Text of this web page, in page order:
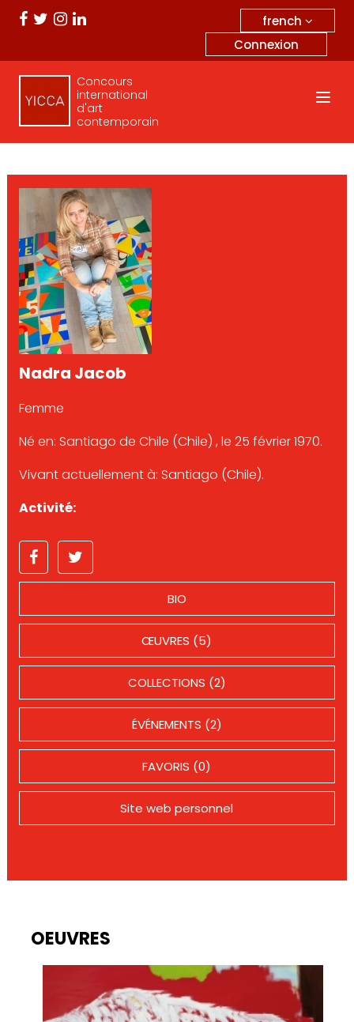
french
Connexion
Concours
international
d'art
contemporain
Nadra Jacob
Femme
Né en: Santiago de Chile (Chile) , le 25 février 1970.
Vivant actuellement à: Santiago (Chile).
Activité:
BIO
ŒUVRES (5)
COLLECTIONS (2)
ÉVÉNEMENTS (2)
FAVORIS (0)
Site web personnel
OEUVRES